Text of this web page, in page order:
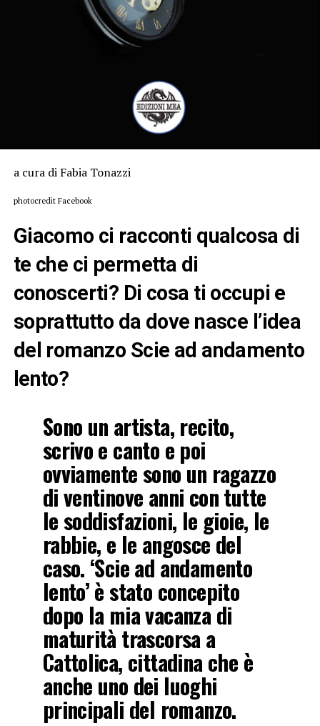
a cura di Fabia Tonazzi
photocredit Facebook
Giacomo ci racconti qualcosa di
te che ci permetta di
conoscerti? Di cosa ti occupi e
soprattutto da dove nasce l’idea
del romanzo Scie ad andamento
lento?
Sono un artista, recito,
scrivo e canto e poi
ovviamente sono un ragazzo
di ventinove anni con tutte
le soddisfazioni, le gioie, le
rabbie, e le angosce del
caso. ‘Scie ad andamento
lento’ è stato concepito
dopo la mia vacanza di
maturità trascorsa a
Cattolica, cittadina che è
anche uno dei luoghi
principali del romanzo.